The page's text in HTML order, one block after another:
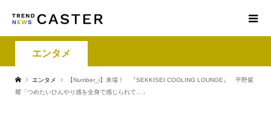
エンタメ
エンタメ
【Number_i】来場！ 『SEKKISEI COOLING LOUNGE』 平野紫
耀「つめたいひんやり感を全身で感じられて…」